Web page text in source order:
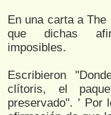
En una carta a
que dichas
imposibles.
Escribieron
clítoris, el
preservado". ' Por